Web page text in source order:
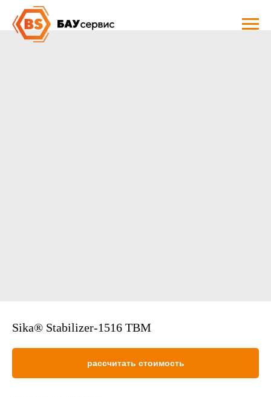
Sika® Stabilizer-1516 TBM
рассчитать стоимость